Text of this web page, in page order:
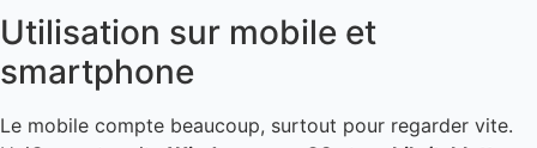
Utilisation sur mobile et
smartphone
Le mobile compte beaucoup, surtout pour regarder vite.